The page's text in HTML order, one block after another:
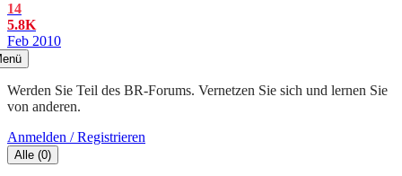
14
5.8K
Feb 2010
Werden Sie Teil des BR-Forums. Vernetzen Sie sich und lernen Sie
von anderen.
Anmelden / Registrieren
Alle (0)